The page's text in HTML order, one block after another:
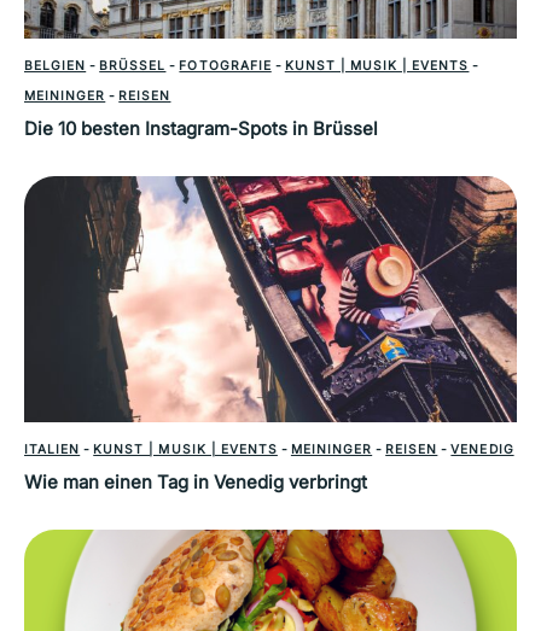
BELGIEN - BRÜSSEL - FOTOGRAFIE - KUNST | MUSIK | EVENTS -
MEININGER - REISEN
Die 10 besten Instagram-Spots in Brüssel
ITALIEN - KUNST | MUSIK | EVENTS - MEININGER - REISEN -VENEDIG
Wie man einen Tag in Venedig verbringt